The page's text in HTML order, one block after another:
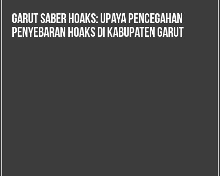
Garut Saber Hoaks: Upaya Pencegahan
Penyebaran Hoaks di Kabupaten Garut